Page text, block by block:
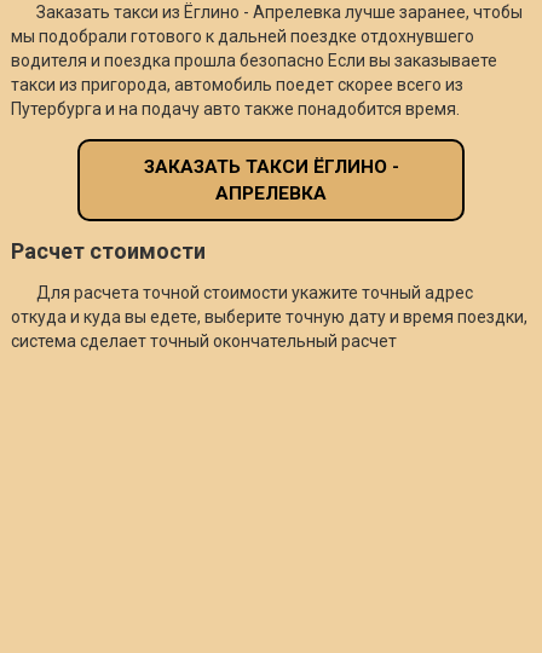
Заказать такси из Ёглино - Апрелевка лучше заранее, чтобы
мы подобрали готового к дальней поездке отдохнувшего
водителя и поездка прошла безопасно Если вы заказываете
такси из пригорода, автомобиль поедет скорее всего из
Путербурга и на подачу авто также понадобится время.
ЗАКАЗАТЬ ТАКСИ ЁГЛИНО -
АПРЕЛЕВКА
Расчет стоимости
Для расчета точной стоимости укажите точный адрес
откуда и куда вы едете, выберите точную дату и время поездки,
система сделает точный окончательный расчет